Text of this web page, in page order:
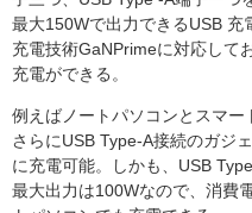
最大150Wで出力できるUSB 充
充電技術GaNPrimeに対応して
充電ができる。
例えばノートパソコンとスマー
さらにUSB Type-A接続のガジ
に充電可能。しかも、USB
最大出力は100Wなので、消費